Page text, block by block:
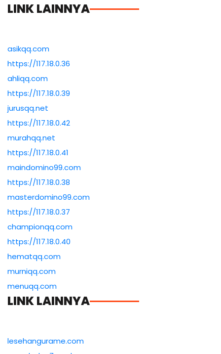
LINK LAINNYA
asikqq.com
https://117.18.0.36
ahliqq.com
https://117.18.0.39
jurusqq.net
https://117.18.0.42
murahqq.net
https://117.18.0.41
maindomino99.com
https://117.18.0.38
masterdomino99.com
https://117.18.0.37
championqq.com
https://117.18.0.40
hematqq.com
murniqq.com
menuqq.com
LINK LAINNYA
lesehangurame.com